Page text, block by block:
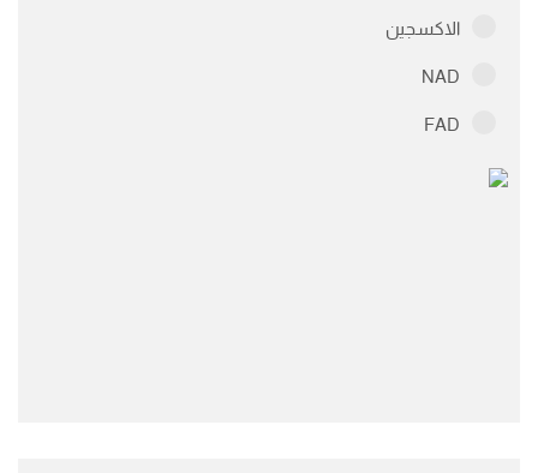
الاكسجين
NAD
FAD